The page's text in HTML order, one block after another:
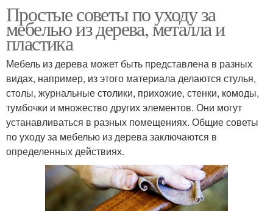
Простые советы по уходу за
мебелью из дерева, металла и
пластика
Мебель из дерева может быть представлена в разных
видах, например, из этого материала делаются стулья,
столы, журнальные столики, прихожие, стенки, комоды,
тумбочки и множество других элементов. Они могут
устанавливаться в разных помещениях. Общие советы
по уходу за мебелью из дерева заключаются в
определенных действиях.